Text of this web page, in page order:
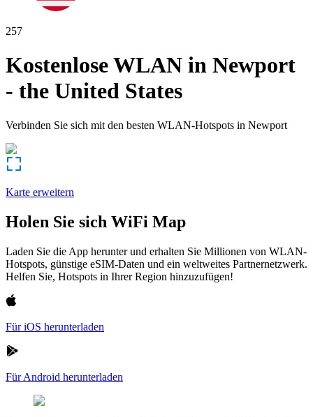
257
Kostenlose WLAN in Newport
- the United States
Verbinden Sie sich mit den besten WLAN-Hotspots in Newport
Karte erweitern
Holen Sie sich WiFi Map
Laden Sie die App herunter und erhalten Sie Millionen von WLAN-
Hotspots, günstige eSIM-Daten und ein weltweites Partnernetzwerk.
Helfen Sie, Hotspots in Ihrer Region hinzuzufügen!
Für iOS herunterladen
Für Android herunterladen